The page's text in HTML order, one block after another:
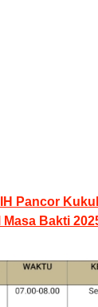
Pancor
Bakti